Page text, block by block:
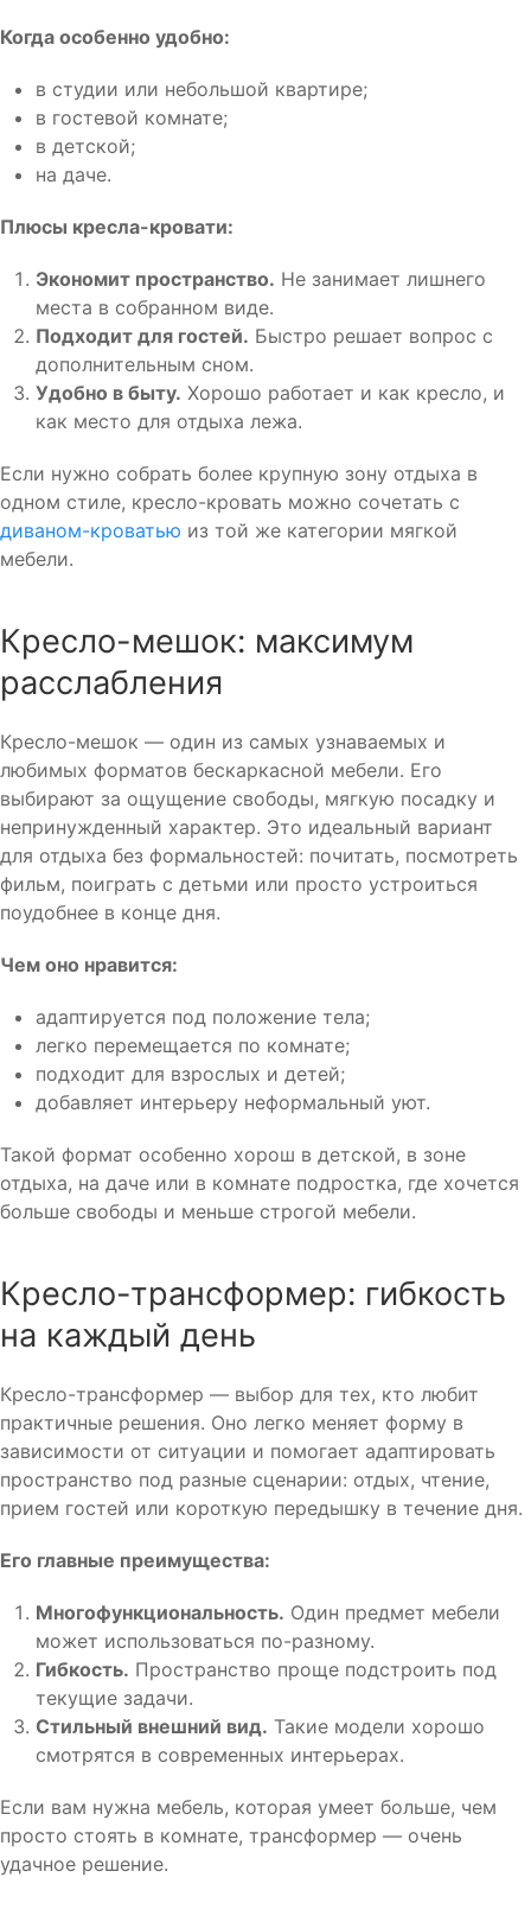
Когда особенно удобно:
в студии или небольшой квартире;
в гостевой комнате;
в детской;
на даче.
Плюсы кресла-кровати:
Экономит пространство. Не занимает лишнего
места в собранном виде.
Подходит для гостей. Быстро решает вопрос с
дополнительным сном.
Удобно в быту. Хорошо работает и как кресло, и
как место для отдыха лежа.
Если нужно собрать более крупную зону отдыха в
одном стиле, кресло-кровать можно сочетать с
диваном-кроватью из той же категории мягкой
мебели.
Кресло-мешок: максимум
расслабления
Кресло-мешок — один из самых узнаваемых и
любимых форматов бескаркасной мебели. Его
выбирают за ощущение свободы, мягкую посадку и
непринужденный характер. Это идеальный вариант
для отдыха без формальностей: почитать, посмотреть
фильм, поиграть с детьми или просто устроиться
поудобнее в конце дня.
Чем оно нравится:
адаптируется под положение тела;
легко перемещается по комнате;
подходит для взрослых и детей;
добавляет интерьеру неформальный уют.
Такой формат особенно хорош в детской, в зоне
отдыха, на даче или в комнате подростка, где хочется
больше свободы и меньше строгой мебели.
Кресло-трансформер: гибкость
на каждый день
Кресло-трансформер — выбор для тех, кто любит
практичные решения. Оно легко меняет форму в
зависимости от ситуации и помогает адаптировать
пространство под разные сценарии: отдых, чтение,
прием гостей или короткую передышку в течение дня.
Его главные преимущества:
Многофункциональность. Один предмет мебели
может использоваться по-разному.
Гибкость. Пространство проще подстроить под
текущие задачи.
Стильный внешний вид. Такие модели хорошо
смотрятся в современных интерьерах.
Если вам нужна мебель, которая умеет больше, чем
просто стоять в комнате, трансформер — очень
удачное решение.